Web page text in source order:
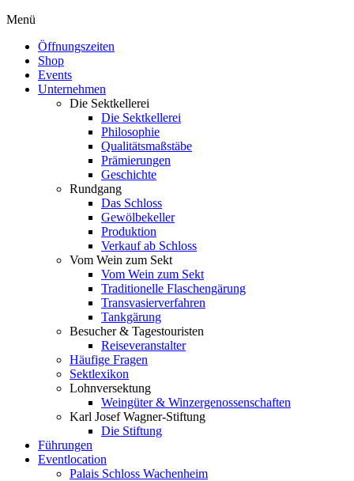
Menü
Öffnungszeiten
Shop
Events
Unternehmen
Die Sektkellerei
Die Sektkellerei
Philosophie
Qualitätsmaßstäbe
Prämierungen
Geschichte
Rundgang
Das Schloss
Gewölbekeller
Produktion
Verkauf ab Schloss
Vom Wein zum Sekt
Vom Wein zum Sekt
Traditionelle Flaschengärung
Transvasierverfahren
Tankgärung
Besucher & Tagestouristen
Reiseveranstalter
Häufige Fragen
Sektlexikon
Lohnversektung
Weingüter & Winzergenossenschaften
Karl Josef Wagner-Stiftung
Die Stiftung
Führungen
Eventlocation
Palais Schloss Wachenheim